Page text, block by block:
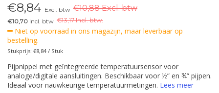
€8,84 Excl. btw €10,88 Excl. btw
€10,70 Incl. btw €13,17 Incl. btw.
Niet op voorraad in ons magazijn, maar leverbaar op
bestelling.
Stukprijs: €8,84 / Stuk
Pijpnippel met geïntegreerde temperatuursensor voor
analoge/digitale aansluitingen. Beschikbaar voor ½” en ¾” pijpen.
Ideaal voor nauwkeurige temperatuurmetingen. Lees meer